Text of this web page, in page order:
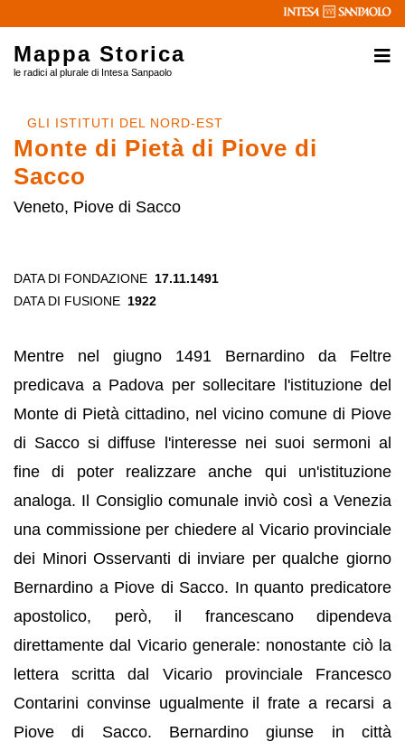
Mappa Storica
le radici al plurale di Intesa Sanpaolo
GLI ISTITUTI DEL NORD-EST
Monte di Pietà di Piove di
Sacco
Veneto, Piove di Sacco
DATA DI FONDAZIONE 17.11.1491
DATA DI FUSIONE 1922
Mentre nel giugno 1491 Bernardino da Feltre
predicava a Padova per sollecitare l'istituzione del
Monte di Pietà cittadino, nel vicino comune di Piove
di Sacco si diffuse l'interesse nei suoi sermoni al
fine di poter realizzare anche qui un'istituzione
analoga. Il Consiglio comunale inviò così a Venezia
una commissione per chiedere al Vicario provinciale
dei Minori Osservanti di inviare per qualche giorno
Bernardino a Piove di Sacco. In quanto predicatore
apostolico, però, il francescano dipendeva
direttamente dal Vicario generale: nonostante ciò la
lettera scritta dal Vicario provinciale Francesco
Contarini convinse ugualmente il frate a recarsi a
Piove di Sacco. Bernardino giunse in città